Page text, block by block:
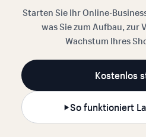
Starten Sie Ihr Online-
was Sie zum Aufbau, zur
Wachstum Ihres
Kostenlos
So funktioniert